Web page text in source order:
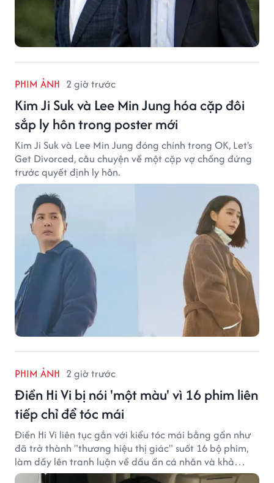
PHIM ẢNH 2 giờ trước
Kim Ji Suk và Lee Min Jung hóa cặp đôi
sắp ly hôn trong poster mới
Kim Ji Suk và Lee Min Jung đóng chính trong OK, Let's
Get Divorced, câu chuyện về một cặp vợ chồng đứng
trước quyết định ly hôn.
PHIM ẢNH 2 giờ trước
Điền Hi Vi bị nói 'một màu' vì 16 phim liên
tiếp chỉ để tóc mái
Điền Hi Vi liên tục gắn với kiểu tóc mái bằng gần như
đã trở thành "thương hiệu thị giác" suốt 16 bộ phim,
làm dấy lên tranh luận về dấu ấn cá nhân và khả
năng biến hóa trên màn ảnh.